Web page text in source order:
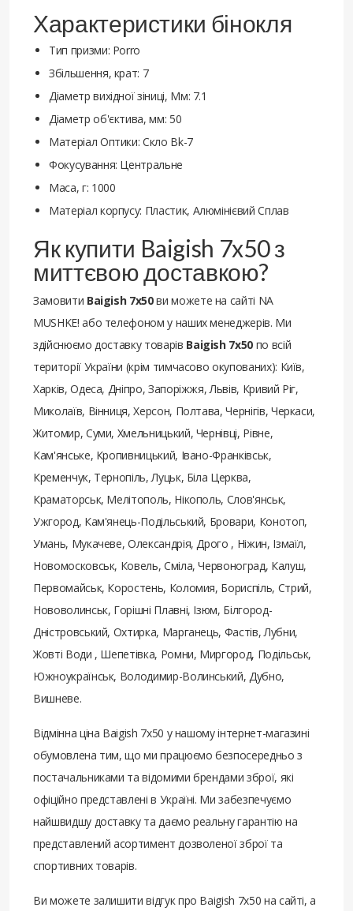
Характеристики бінокля
Тип призми: Porro
Збільшення, крат: 7
Діаметр вихідної зіниці, Мм: 7.1
Діаметр об'єктива, мм: 50
Матеріал Оптики: Скло Bk-7
Фокусування: Центральне
Маса, г: 1000
Матеріал корпусу: Пластик, Алюмінієвий Сплав
Як купити Baigish 7x50 з
миттєвою доставкою?
Замовити Baigish 7x50ви можете на сайті NA
MUSHKE! або телефоном у наших менеджерів. Ми
здійснюємо доставку товарів Baigish 7x50 по всій
території України (крім тимчасово окупованих): Київ,
Харків, Одеса, Дніпро, Запоріжжя, Львів, Кривий Ріг,
Миколаїв, Вінниця, Херсон, Полтава, Чернігів, Черкаси,
Житомир, Суми, Хмельницький, Чернівці, Рівне,
Кам'янське, Кропивницький, Івано-Франківськ,
Кременчук, Тернопіль, Луцьк, Біла Церква,
Краматорськ, Мелітополь, Нікополь, Слов'янськ,
Ужгород, Кам'янець-Подільський, Бровари, Конотоп,
Умань, Мукачеве, Олександрія, Дрого , Ніжин, Ізмаїл,
Новомосковськ, Ковель, Сміла, Червоноград, Калуш,
Первомайськ, Коростень, Коломия, Бориспіль, Стрий,
Нововолинськ, Горішні Плавні, Ізюм, Білгород-
Дністровський, Охтирка, Марганець, Фастів, Лубни,
Жовті Води , Шепетівка, Ромни, Миргород, Подільськ,
Южноукраїнськ, Володимир-Волинський, Дубно,
Вишневе.
Відмінна ціна Baigish 7x50 у нашому інтернет-магазині
обумовлена ​​тим, що ми працюємо безпосередньо з
постачальниками та відомими брендами зброї, які
офіційно представлені в Україні. Ми забезпечуємо
найшвидшу доставку та даємо реальну гарантію на
представлений асортимент дозволеної зброї та
спортивних товарів.
Ви можете залишити відгук про Baigish 7x50 на сайті, а